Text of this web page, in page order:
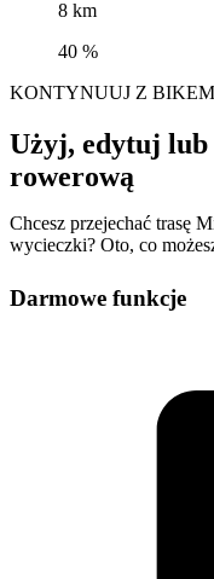
8 km
40 %
KONTYNUUJ Z
Użyj, edytuj lub
rowerową
Chcesz przejechać trasę
wycieczki? Oto, co
Darmowe funkcje